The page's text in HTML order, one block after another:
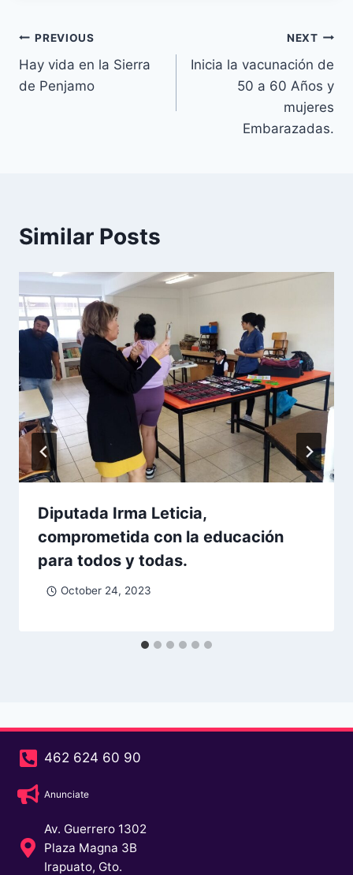
PREVIOUS
Hay vida en la Sierra
de Penjamo
NEXT
Inicia la vacunación de
50 a 60 Años y
mujeres
Embarazadas.
Similar Posts
Diputada Irma Leticia,
comprometida con la educación
para todos y todas.
October 24, 2023
462 624 60 90
Anunciate
Av. Guerrero 1302
Plaza Magna 3B
Irapuato, Gto.